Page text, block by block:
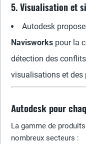
5. Visualisation et
Autodesk
Navisworks pour la
détection des
visualisations et des
Autodesk pour
La gamme de
nombreux secteurs :